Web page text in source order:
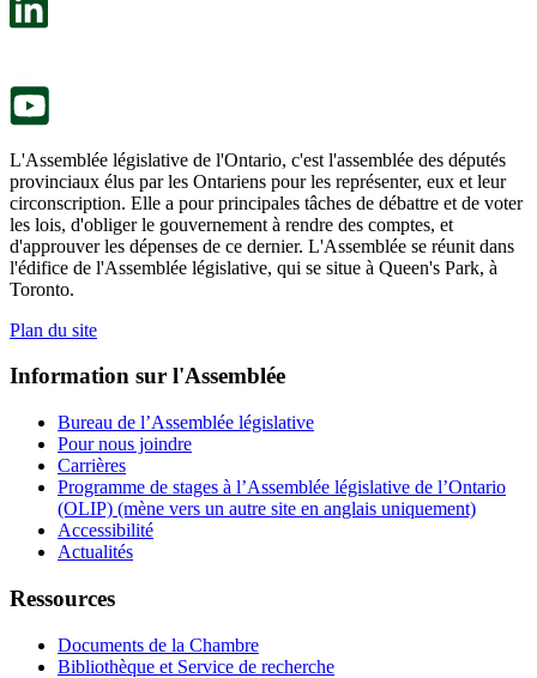
L'Assemblée législative de l'Ontario, c'est l'assemblée des députés
provinciaux élus par les Ontariens pour les représenter, eux et leur
circonscription. Elle a pour principales tâches de débattre et de voter
les lois, d'obliger le gouvernement à rendre des comptes, et
d'approuver les dépenses de ce dernier. L'Assemblée se réunit dans
l'édifice de l'Assemblée législative, qui se situe à Queen's Park, à
Toronto.
Plan du site
Information sur l'Assemblée
Bureau de l’Assemblée législative
Pour nous joindre
Carrières
Programme de stages à l’Assemblée législative de l’Ontario
(OLIP) (mène vers un autre site en anglais uniquement)
Accessibilité
Actualités
Ressources
Documents de la Chambre
Bibliothèque et Service de recherche